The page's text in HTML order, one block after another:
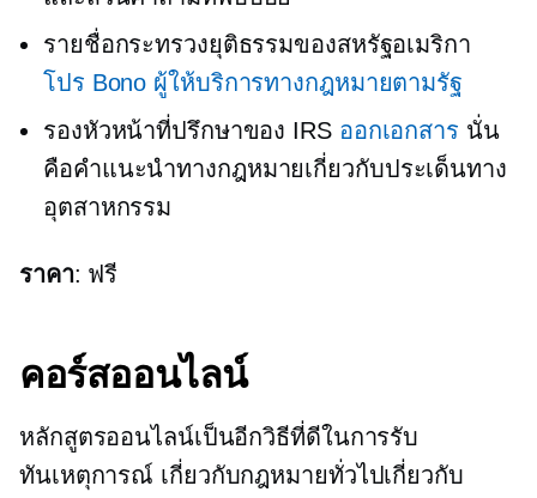
รายชื่อกระทรวงยุติธรรมของสหรัฐอเมริกา
โปร Bono ผู้ให้บริการทางกฎหมายตามรัฐ
รองหัวหน้าที่ปรึกษาของ IRS ออกเอกสาร นั่น
คือคำแนะนำทางกฎหมายเกี่ยวกับประเด็นทาง
อุตสาหกรรม
ราคา: ฟรี
คอร์สออนไลน์
หลักสูตรออนไลน์เป็นอีกวิธีที่ดีในการรับ
ทันเหตุการณ์ เกี่ยวกับกฎหมายทั่วไปเกี่ยวกับ